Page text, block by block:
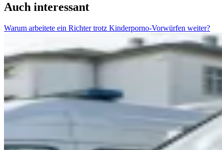
Auch interessant
Warum arbeitete ein Richter trotz Kinderporno-Vorwürfen weiter?